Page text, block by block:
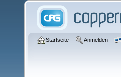
Startseite Anmelden